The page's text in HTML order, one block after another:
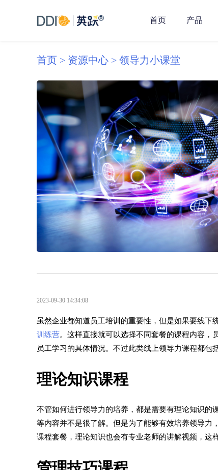
首页 产品
首页 > 资源中心 > 领导力小课堂
2023-09-30 14:34:08
虽然企业都知道员工培训的重要性，但是如果要线下
训练营。这样直接就可以选择不同套餐的课程内容，
员工学习的具体情况。不过此类线上领导力课程都包
理论知识课程
不管如何进行领导力的培养，都是需要有理论知识的
等内容并不是很了解。但是为了能够有效培养领导力
课程套餐，理论知识也会有专业老师的讲解视频，这